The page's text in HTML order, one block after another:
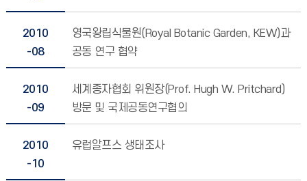
2010
-08
영국왕립식물원(Royal Botanic Garden, KEW)과
공동 연구 협약
2010
-09
세계종자협회 위원장(Prof. Hugh W. Pritchard)
방문 및 국제공동연구협의
2010
-10
유럽알프스 생태조사